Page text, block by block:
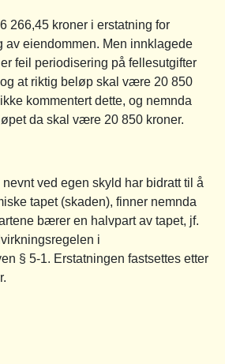
266,45 kroner i erstatning for
av eiendommen. Men innklagede
feil periodisering på fellesutgifter
at riktig beløp skal være 20 850
kommentert dette, og nemnda
da skal være 20 850 kroner.
ved egen skyld har bidratt til å
tapet (skaden), finner nemnda
bærer en halvpart av tapet, jf.
i
§ 5-1. Erstatningen fastsettes etter